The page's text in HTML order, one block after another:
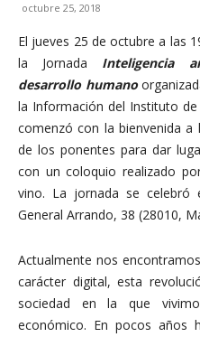
octubre 25, 2018
El jueves 25 de octubre a las
la Jornada Inteligencia
desarrollo humano
la Información del Instituto de
comenzó con la bienvenida a
de los ponentes para dar
con un coloquio realizado
vino. La jornada se celebró
General Arrando, 38 (28010,
Actualmente nos
carácter digital, esta
sociedad en la que
económico. En pocos años